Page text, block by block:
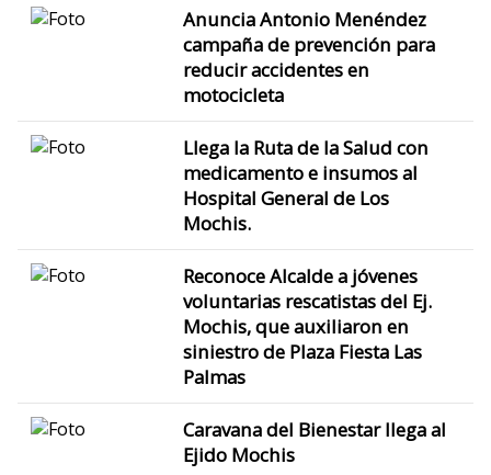
Anuncia Antonio Menéndez
campaña de prevención para
reducir accidentes en
motocicleta
Llega la Ruta de la Salud con
medicamento e insumos al
Hospital General de Los
Mochis.
Reconoce Alcalde a jóvenes
voluntarias rescatistas del Ej.
Mochis, que auxiliaron en
siniestro de Plaza Fiesta Las
Palmas
Caravana del Bienestar llega al
Ejido Mochis